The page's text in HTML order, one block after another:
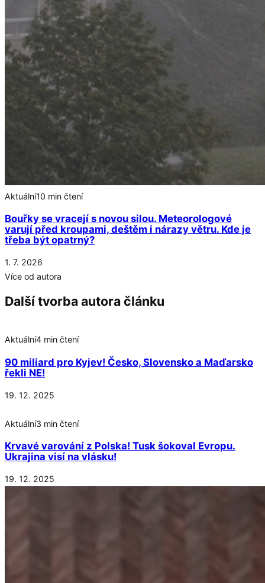
Aktuální10 min čtení
Bouřky se vracejí s novou silou. Meteorologové
varují před kroupami, deštěm i nárazy větru. Kde je
třeba být opatrný?
1. 7. 2026
Více od autora
Další tvorba autora článku
Aktuální4 min čtení
90 miliard pro Kyjev! Česko, Slovensko a Maďarsko
řekli NE!
19. 12. 2025
Aktuální3 min čtení
Krvavé varování z Polska! Tusk šokoval Evropu.
Ukrajina visí na vlásku!
19. 12. 2025